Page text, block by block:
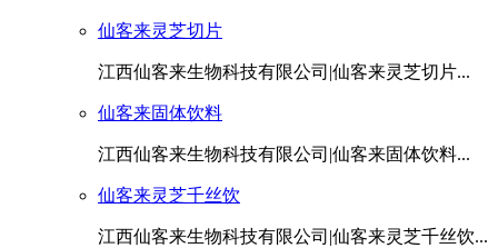
仙客来灵芝切片
江西仙客来生物科技有限公司|仙客来灵芝切片...
仙客来固体饮料
江西仙客来生物科技有限公司|仙客来固体饮料...
仙客来灵芝千丝饮
江西仙客来生物科技有限公司|仙客来灵芝千丝饮...